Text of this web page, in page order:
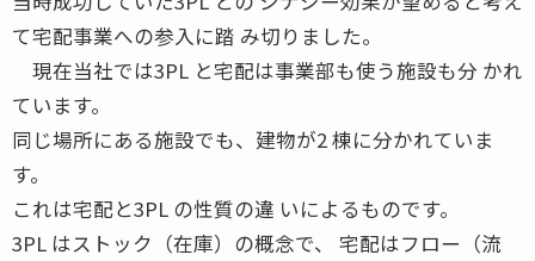
て宅配事業への参入に踏 み切りました。
現在当社では3PL と宅配は事業部も使う施設も分 かれ
ています。
同じ場所にある施設でも、建物が2 棟に分かれていま
す。
これは宅配と3PL の性質の違 いによるものです。
3PL はストック（在庫）の概念で、 宅配はフロー（流